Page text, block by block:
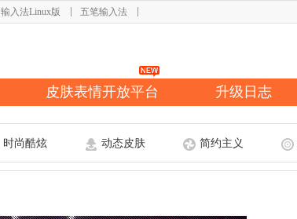
输入法Linux版 五笔输入法
皮肤表情开放平台 升级日志
时尚酷炫 动态皮肤 简约主义